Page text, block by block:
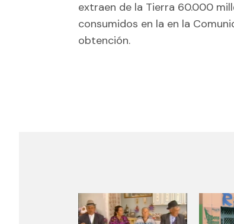
extraen de la Tierra 60.000
consumidos en la en la
obtención.